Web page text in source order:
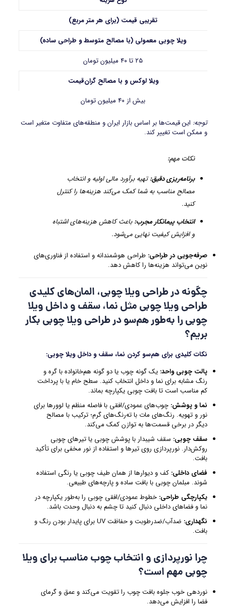
تقریبی قیمت (برای هر متر مربع)
ویلا چوبی معمولی (با مصالح متوسط و طراحی ساده)
۲۵ تا ۴۰ میلیون تومان
ویلا لوکس و با مصالح گران‌قیمت
بیش از ۴۰ میلیون تومان
توجه: این قیمت‌ها بر اساس بازار ایران و منطقه‌های متفاوت متغیر است
و ممکن است تغییر کند.
نکات مهم:
برنامه‌ریزی دقیق:تهیه برآورد مالی اولیه و انتخاب
مصالح مناسب به شما کمک می‌کند هزینه‌ها را کنترل
کنید.
انتخاب پیمانکار مجرب:باعث کاهش هزینه‌های اشتباه
و افزایش کیفیت نهایی می‌شود.
صرفه‌جویی در طراحی: طراحی هوشمندانه و استفاده از فناوری‌های
نوین می‌تواند هزینه‌ها را کاهش دهد.
چگونه در طراحی ویلا چوبی، المان‌های کلیدی
طراحی ویلا چوبی مثل نما، سقف و داخل ویلا
چوبی را به‌طور هم‌سو در طراحی ویلا چوبی بکار
بریم؟
نکات کلیدی برای هم‌سو کردن نما، سقف و داخل ویلا چوبی:
پالت چوبی واحد: یک گونه چوب یا دو گونه هم‌خانواده با گره و
رنگ مشابه برای نما و داخل انتخاب کنید. سطح خام یا با پرداخت
کم مناسب است تا بافت چوبی یکپارچه بماند.
نما و پوشش: چوب‌های عمودی/افقی با فاصله منظم یا لوورها برای
نور و تهویه. رنگ‌های مات با ته‌رنگ‌های گرم؛ ترکیب با مصالح
دیگر در برخی قسمت‌ها به توازن کمک می‌کند.
سقف چوبی: سقف شیبدار با پوشش چوبی یا تیرهای چوبی
روکش‌دار. نورپردازی روی تیرها و استفاده از نور مخفی برای تأکید
بافت.
فضای داخلی: کف و دیوارها از همان طیف چوبی یا رنگی استفاده
شوند. مبلمان چوبی با بافت ساده و پارچه‌های طبیعی.
یکپارچگی طراحی: خطوط عمودی/افقی چوبی را به‌طور یکپارچه در
نما و فضاهای داخلی دنبال کنید تا چشم به دنبال وحدت باشد.
نگهداری:
ضدآب/ضدرطوبت و حفاظت UV برای پایدار بودن رنگ و
بافت.
چرا نورپردازی و انتخاب چوب مناسب برای ویلا
چوبی مهم است؟
نوردهی خوب جلوه بافت چوب را تقویت می‌کند و عمق و گرمای
فضا را افزایش می‌دهد.